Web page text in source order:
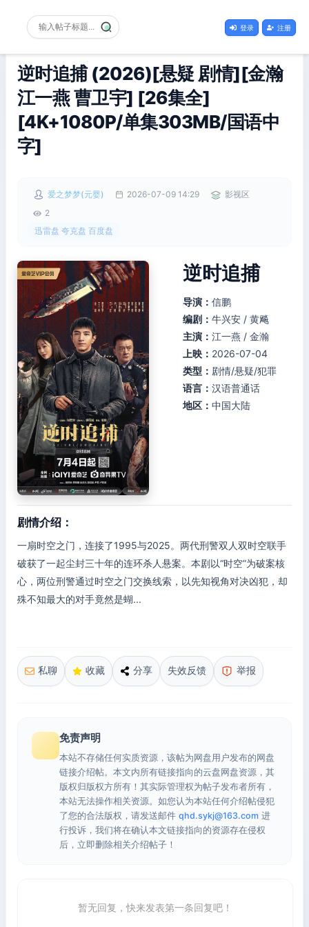
登录 注册
逆时追捕 (2026)[悬疑 剧情][金瀚
江一燕 曹卫宇] [26集全]
[4K+1080P/单集303MB/国语中
字]
爱之梦梦(元婴) 2026-07-09 14:29
影视区
2
迅雷盘 夸克盘 百度盘
逆时追捕
导演： 信鹏
编剧： 牛兴安 / 黄飚
主演： 江一燕 / 金瀚
上映： 2026-07-04
类型： 剧情/悬疑/犯罪
语言： 汉语普通话
地区： 中国大陆
剧情介绍：
一扇时空之门，连接了1995与2025。两代刑警双人双时空联手
破获了一起尘封三十年的连环杀人悬案。本剧以“时空”为破案核
心，两位刑警通过时空之门交换线索，以先知视角对决凶犯，却
殊不知最大的对手竟然是蝴...
私聊 收藏 分享 失效反馈 举报
免责声明
本站不存储任何实质资源，该帖为网盘用户发布的网盘
链接介绍帖。本文内所有链接指向的云盘网盘资源，其
版权归版权方所有！其实际管理权为帖子发布者所有，
本站无法操作相关资源。如您认为本站任何介绍帖侵犯
了您的合法版权，请发送邮件 qhd.sykj@163.com 进
行投诉，我们将在确认本文链接指向的资源存在侵权
后，立即删除相关介绍帖子！
暂无回复，快来发表第一条回复吧！